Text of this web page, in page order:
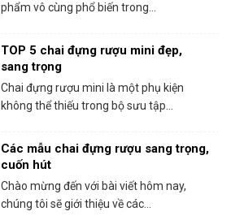
phẩm vô cùng phổ biến trong...
TOP 5 chai đựng rượu mini đẹp,
sang trọng
Chai đựng rượu mini là một phụ kiện
không thể thiếu trong bộ sưu tập...
Các mẫu chai đựng rượu sang trọng,
cuốn hút
Chào mừng đến với bài viết hôm nay,
chúng tôi sẽ giới thiệu về các...